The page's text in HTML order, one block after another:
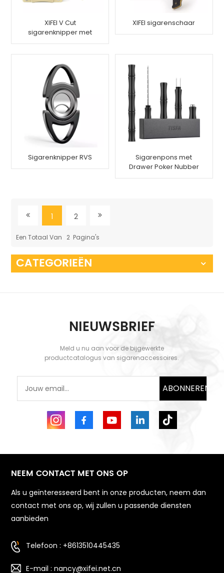
XIFEI V Cut
sigarenknipper met
sigarenpons
XIFEI sigarenschaar
Sigarenknipper RVS
Sigarenpons met
Drawer Poker Nubber
Tool
1 2
Een Totaal Van 2 Pagina's
CATEGORIEËN
NIEUWSBRIEF
Meld u nu aan voor de bijgewerkte
productcatalogus van sigarenaccessoires.
ABONNEREN
NEEM CONTACT MET ONS OP
Als u geïnteresseerd bent in onze producten, neem dan
contact met ons op, wij zullen u passende diensten
aanbieden
Telefoon : +8613510445435
E-mail : nancy@xifei.net.cn